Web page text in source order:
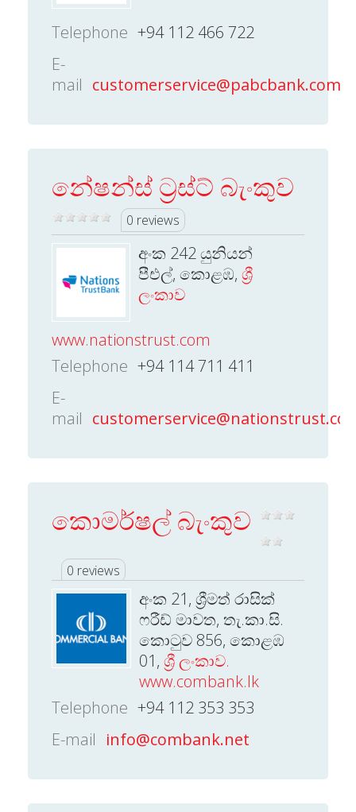
Telephone +94 112 466 722
E-
mail customerservice@pabcbank.com
නේෂන්ස් ට්‍රස්ට් බැංකුව
0 reviews
අංක 242 යුනියන්
පීඑල්, කොළඹ, ශ්‍රී
ලංකාව
www.nationstrust.com
Telephone +94 114 711 411
E-
mail
කොමර්ෂල් බැංකුව
0 reviews
අංක 21, ශ්‍රීමත් රාසික්
ෆරීඩ් මාවත, තැ.කා.සි.
කොටුව 856, කොළඹ
01, ශ්‍රී ලංකාව.
www.combank.lk
Telephone +94 112 353 353
E-mail info@combank.net